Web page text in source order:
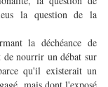
la question de la
la déchéance de
nourrir un débat sur
qu'il existerait un